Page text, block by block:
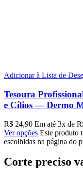
Adicionar à Lista de
Tesoura
e Cílios — Dermo
R$ 24,90 Em até 3x de
Ver opções Este produto
escolhidas na página do
Corte preciso